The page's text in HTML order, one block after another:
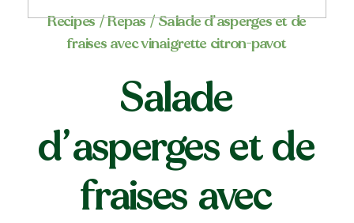
Recipes/Repas/ Salade d’asperges et de
fraises avec vinaigrette citron-pavot
Salade
d’asperges et de
fraises avec